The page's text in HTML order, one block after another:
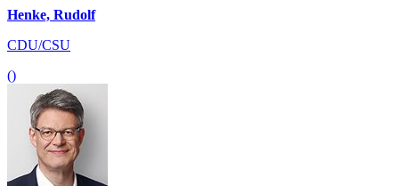
Henke, Rudolf
CDU/CSU
()